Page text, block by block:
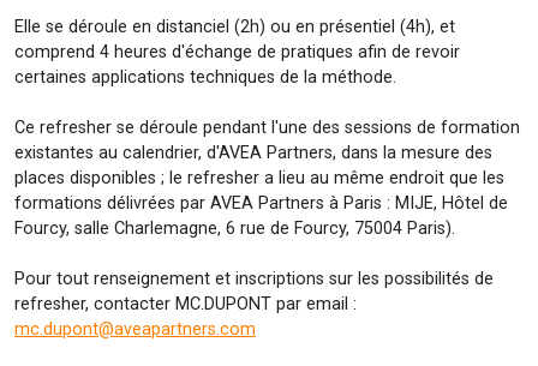
Elle se déroule en distanciel (2h) ou en présentiel (4h), et
comprend 4 heures d'échange de pratiques afin de revoir
certaines applications techniques de la méthode.
Ce refresher se déroule pendant l'une des sessions de formation
existantes au calendrier, d'AVEA Partners, dans la mesure des
places disponibles ; le refresher a lieu au même endroit que les
formations délivrées par AVEA Partners à Paris : MIJE, Hôtel de
Fourcy, salle Charlemagne, 6 rue de Fourcy, 75004 Paris).
Pour tout renseignement et inscriptions sur les possibilités de
refresher, contacter MC.DUPONT par email :
mc.dupont@aveapartners.com